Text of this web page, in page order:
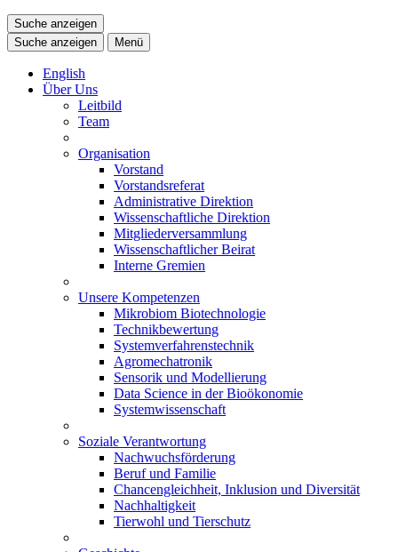
Suche anzeigen
Suche anzeigen
Menü
English
Über Uns
Leitbild
Team
Organisation
Vorstand
Vorstandsreferat
Administrative Direktion
Wissenschaftliche Direktion
Mitgliederversammlung
Wissenschaftlicher Beirat
Interne Gremien
Unsere Kompetenzen
Mikrobiom Biotechnologie
Technikbewertung
Systemverfahrenstechnik
Agromechatronik
Sensorik und Modellierung
Data Science in der Bioökonomie
Systemwissenschaft
Soziale Verantwortung
Nachwuchsförderung
Beruf und Familie
Chancengleichheit, Inklusion und Diversität
Nachhaltigkeit
Tierwohl und Tierschutz